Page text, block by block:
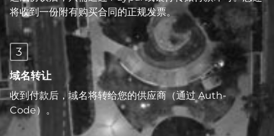
将收到一份附有购买合同的正规发票。
3
域名转让
收到付款后，域名将转给您的供应商（通过 Auth-
Code）。